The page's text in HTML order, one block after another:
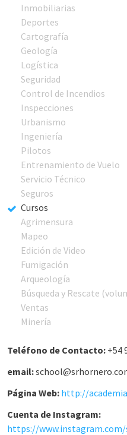
Inmobiliarias
Deportes
Cartografía
Geología
Logística
Seguridad
Control de Incendios
Inspecciones
Urbanismo
Ingeniería
Pilotos
Entrenamiento de Vuelo
Servicio Técnico
Seguros
Cursos
Agrimensura
Mapeo
Edición de Video
Fumigación
Arqueología
Búsqueda y Rescate
Ventas
Minería
Teléfono de Contacto: +54
email:
Página Web: http://
Cuenta de Instagram:
https://